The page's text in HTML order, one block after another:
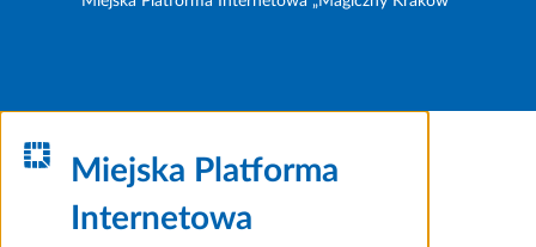
Miejska Platforma
Internetowa